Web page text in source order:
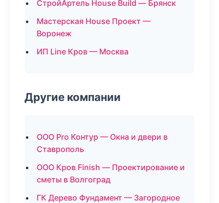
СтройАртель House Build — Брянск
Мастерская House Проект —
Воронеж
ИП Line Кров — Москва
Другие компании
ООО Pro Контур — Окна и двери в
Ставрополь
ООО Кров Finish — Проектирование и
сметы в Волгоград
ГК Дерево Фундамент — Загородное